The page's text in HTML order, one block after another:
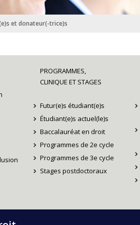
et donateur(-trice)s
PROGRAMMES,
CLINIQUE ET STAGES
Futur(e)s étudiant(e)s
Étudiant(e)s actuel(le)s
Baccalauréat en droit
Programmes de 2e cycle
Programmes de 3e cycle
Stages postdoctoraux